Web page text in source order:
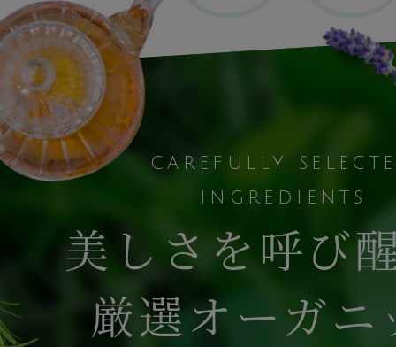
carefully
ingredients
美しさを呼び
厳選オーガニ